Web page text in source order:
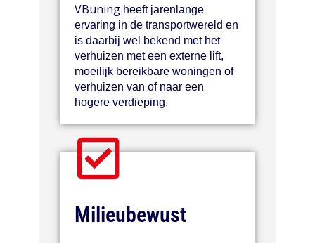
VBuning heeft jarenlange
ervaring in de transportwereld en
is daarbij wel bekend met het
verhuizen met een externe lift,
moeilijk bereikbare woningen of
verhuizen van of naar een
hogere verdieping.
Milieubewust